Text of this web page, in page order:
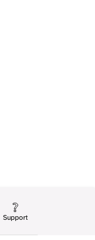
Support